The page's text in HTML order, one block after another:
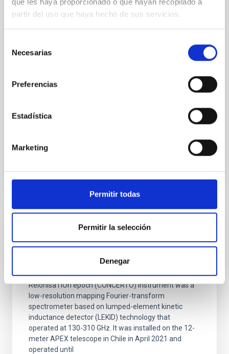
que les haya proporcionado o que hayan recopilado a
partir del uso que haya hecho de sus servicios.
Necesarias
Preferencias
Estadística
Marketing
Permitir todas
Permitir la selección
Denegar
We present extended optical monitoring of the
hemispheres and using a new photometric
sky background level
NÚMERO DE CITAS 0
CONCERTO: Forward modelling of
interferograms for calibration
Context. The CarbON [CII] line in post-rEionisation and
ReionisaTiOn epoch (CONCERTO) instrument was a
low-resolution mapping Fourier-transform
spectrometer based on lumped-element kinetic
inductance detector (LEKID) technology that
operated at 130-310 GHz. It was installed on the 12-
meter APEX telescope in Chile in April 2021 and
operated until